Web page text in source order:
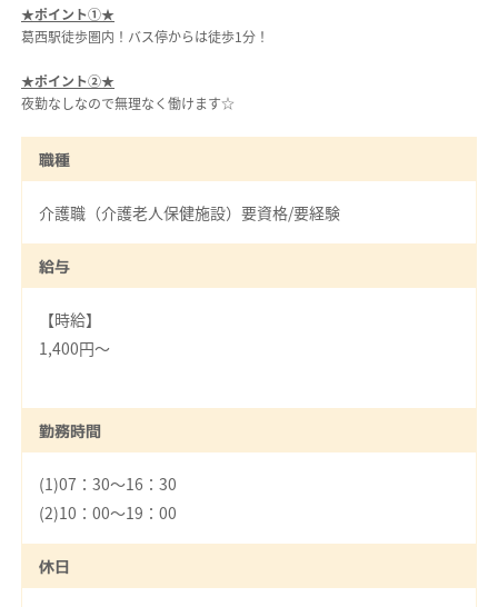
★ポイント①★
葛西駅徒歩圏内！バス停からは徒歩1分！
★ポイント②★
夜勤なしなので無理なく働けます☆
職種
介護職（介護老人保健施設）要資格/要経験
給与
【時給】
1,400円～
勤務時間
(1)07：30～16：30
(2)10：00～19：00
休日